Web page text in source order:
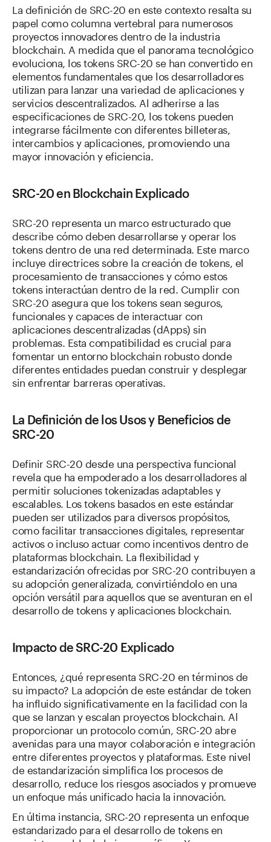
La definición de SRC-20 en este contexto resalta su
papel como columna vertebral para numerosos
proyectos innovadores dentro de la industria
blockchain. A medida que el panorama tecnológico
evoluciona, los tokens SRC-20 se han convertido en
elementos fundamentales que los desarrolladores
utilizan para lanzar una variedad de aplicaciones y
servicios descentralizados. Al adherirse a las
especificaciones de SRC-20, los tokens pueden
integrarse fácilmente con diferentes billeteras,
intercambios y aplicaciones, promoviendo una
mayor innovación y eficiencia.
SRC-20 en Blockchain Explicado
SRC-20 representa un marco estructurado que
describe cómo deben desarrollarse y operar los
tokens dentro de una red determinada. Este marco
incluye directrices sobre la creación de tokens, el
procesamiento de transacciones y cómo estos
tokens interactúan dentro de la red. Cumplir con
SRC-20 asegura que los tokens sean seguros,
funcionales y capaces de interactuar con
aplicaciones descentralizadas (dApps) sin
problemas. Esta compatibilidad es crucial para
fomentar un entorno blockchain robusto donde
diferentes entidades puedan construir y desplegar
sin enfrentar barreras operativas.
La Definición de los Usos y Beneficios de
SRC-20
Definir SRC-20 desde una perspectiva funcional
revela que ha empoderado a los desarrolladores al
permitir soluciones tokenizadas adaptables y
escalables. Los tokens basados en este estándar
pueden ser utilizados para diversos propósitos,
como facilitar transacciones digitales, representar
activos o incluso actuar como incentivos dentro de
plataformas blockchain. La flexibilidad y
estandarización ofrecidas por SRC-20 contribuyen a
su adopción generalizada, convirtiéndolo en una
opción versátil para aquellos que se aventuran en el
desarrollo de tokens y aplicaciones blockchain.
Impacto de SRC-20 Explicado
Entonces, ¿qué representa SRC-20 en términos de
su impacto? La adopción de este estándar de token
ha influido significativamente en la facilidad con la
que se lanzan y escalan proyectos blockchain. Al
proporcionar un protocolo común, SRC-20 abre
avenidas para una mayor colaboración e integración
entre diferentes proyectos y plataformas. Este nivel
de estandarización simplifica los procesos de
desarrollo, reduce los riesgos asociados y promueve
un enfoque más unificado hacia la innovación.
En última instancia, SRC-20 representa un enfoque
estandarizado para el desarrollo de tokens en